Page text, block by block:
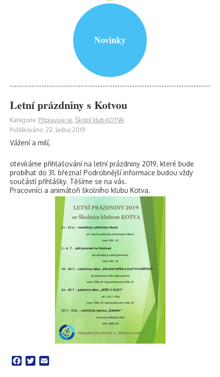
Novinky
Letní prázdniny s Kotvou
Kategorie: Připravuje se, Školní klub KOTVA
Publikováno: 22. ledna 2019
Vážení a milí,
otevíráme přihlašování na letní prázdniny 2019, které bude
probíhat do 31. března! Podrobnější informace budou vždy
součástí přihlášky. Těšíme se na vás.
Pracovníci a animátoři školního klubu Kotva.
Facebook
Twitter